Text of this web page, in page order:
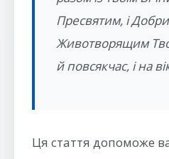
Пресвятим, і
Животворящим
й повсякчас, і на
Ця стаття допоможе